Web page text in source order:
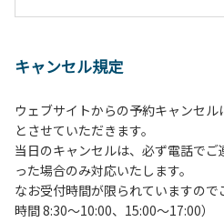
２、中学生以下だけでの利用はで
３、テントサイト（多目的広場
予約いただいた方のみで、連泊の
基本的に、テント1張りにつき1
管理棟にてチェックインの手続き
時前にお越しの方は、午後3時に
続きを行ってください。午後5時
キャンセル規定
ウェブサイトからの予約キャンセ
とさせていただきます。
当日のキャンセルは、必ず電話で
った場合のみ対応いたします。
なお受付時間が限られていますの
時間 8:30～10:00、15:00～17:00）